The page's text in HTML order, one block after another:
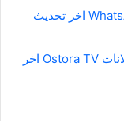
تحميل واتس اب الاحمر WhatsApp Plus Red اخر تحديث
تحميل برنامج الاسطورة 2021 بدون اعلانات Ostora TV اخر